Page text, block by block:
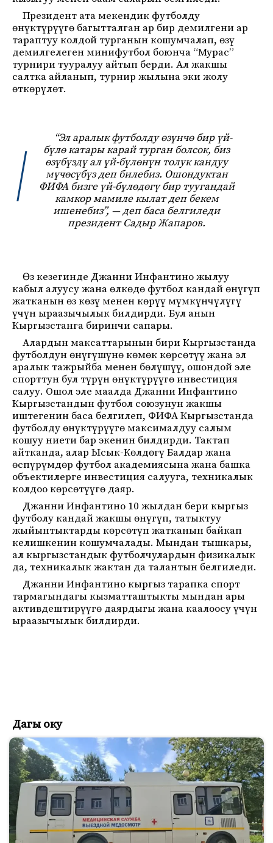
Президент ата мекендик футболду
өнүктүрүүгө багытталган ар бир демилгени ар
тараптуу колдой турганын кошумчалап, өзү
демилгелеген минифутбол боюнча “Мурас”
турнири тууралуу айтып берди. Ал жакшы
салтка айланып, турнир жылына эки жолу
өткөрүлөт.
“Эл аралык футболду өзүнчө бир үй-
бүлө катары карай турган болсок, биз
өзүбүздү ал үй-бүлөнүн толук кандуу
мүчөсүбүз деп билебиз. Ошондуктан
ФИФА бизге үй-бүлөдөгү бир туугандай
камкор мамиле кылат деп бекем
ишенебиз”, — деп баса белгиледи
президент Садыр Жапаров.
Өз кезегинде Джанни Инфантино жылуу
кабыл алуусу жана өлкөдө футбол кандай өнүгүп
жатканын өз көзү менен көрүү мүмкүнчүлүгү
үчүн ыраазычылык билдирди. Бул анын
Кыргызстанга биринчи сапары.
Алардын максаттарынын бири Кыргызстанда
футболдун өнүгүшүнө көмөк көрсөтүү жана эл
аралык тажрыйба менен бөлүшүү, ошондой эле
спорттун бул түрүн өнүктүрүүгө инвестиция
салуу. Ошол эле маалда Джанни Инфантино
Кыргызстандын футбол союзунун жакшы
иштегенин баса белгилеп, ФИФА Кыргызстанда
футболду өнүктүрүүгө максималдуу салым
кошуу ниети бар экенин билдирди. Тактап
айтканда, алар Ысык-Көлдөгү Балдар жана
өспүрүмдөр футбол академиясына жана башка
объектилерге инвестиция салууга, техникалык
колдоо көрсөтүүгө даяр.
Джанни Инфантино 10 жылдан бери кыргыз
футболу кандай жакшы өнүгүп, татыктуу
жыйынтыктарды көрсөтүп жатканын байкап
келишкенин кошумчалады. Мындан тышкары,
ал кыргызстандык футболчулардын физикалык
да, техникалык жактан да талантын белгиледи.
Джанни Инфантино кыргыз тарапка спорт
тармагындагы кызматташтыкты мындан ары
активдештирүүгө даярдыгы жана каалоосу үчүн
ыраазычылык билдирди.
Дагы оку